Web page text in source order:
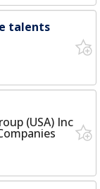
talents
(USA) Inc